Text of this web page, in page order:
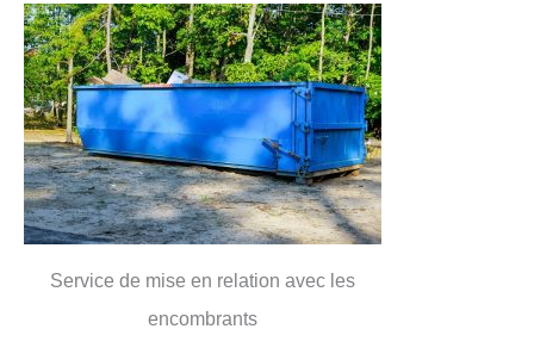
Service de mise en relation avec les
encombrants